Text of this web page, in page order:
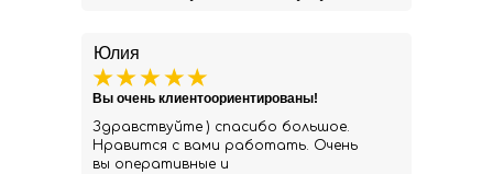
Юлия
Здравствуйте ) спасибо большое.
Нравится с вами работать. Очень
вы оперативные и
Вы очень клиентоориентированы!